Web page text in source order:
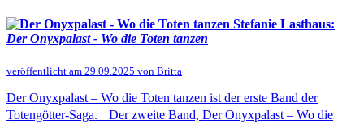
Stefanie Lasthaus:
Der Onyxpalast - Wo die Toten tanzen
veröffentlicht am 29.09.2025 von Britta
Der Onyxpalast – Wo die Toten tanzen ist der erste Band der
Totengötter-Saga. Der zweite Band, Der Onyxpalast – Wo die